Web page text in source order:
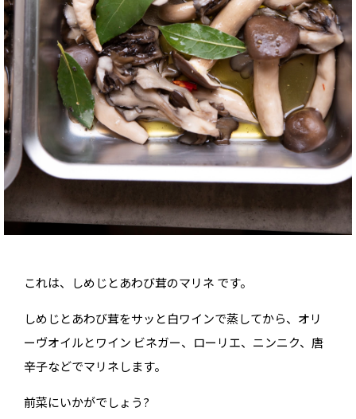
これは、しめじとあわび茸のマリネ です。
しめじとあわび茸をサッと白ワインで蒸してから、オリ
ーヴオイルとワイン ビネガー、ローリエ、ニンニク、唐
辛子などでマリネします。
前菜にいかがでしょう?